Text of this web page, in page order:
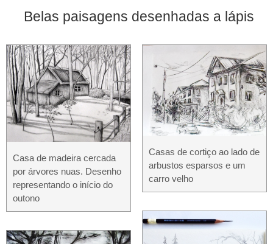
Belas paisagens desenhadas a lápis
Casa de madeira cercada
por árvores nuas. Desenho
representando o início do
outono
Casas de cortiço ao lado de
arbustos esparsos e um
carro velho